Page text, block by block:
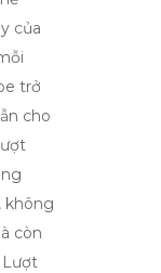
của
trở
cho
không
còn
Lượt